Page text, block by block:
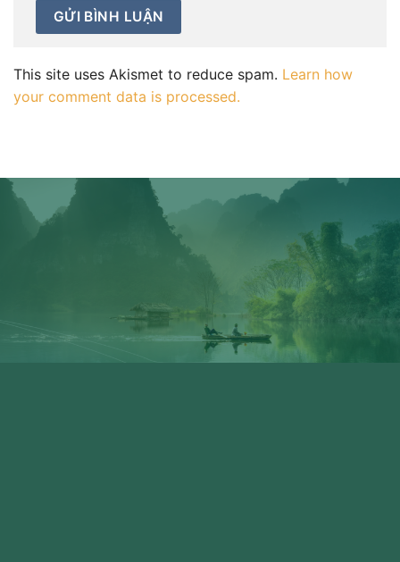
This site uses Akismet to reduce spam. Learn how
your comment data is processed.